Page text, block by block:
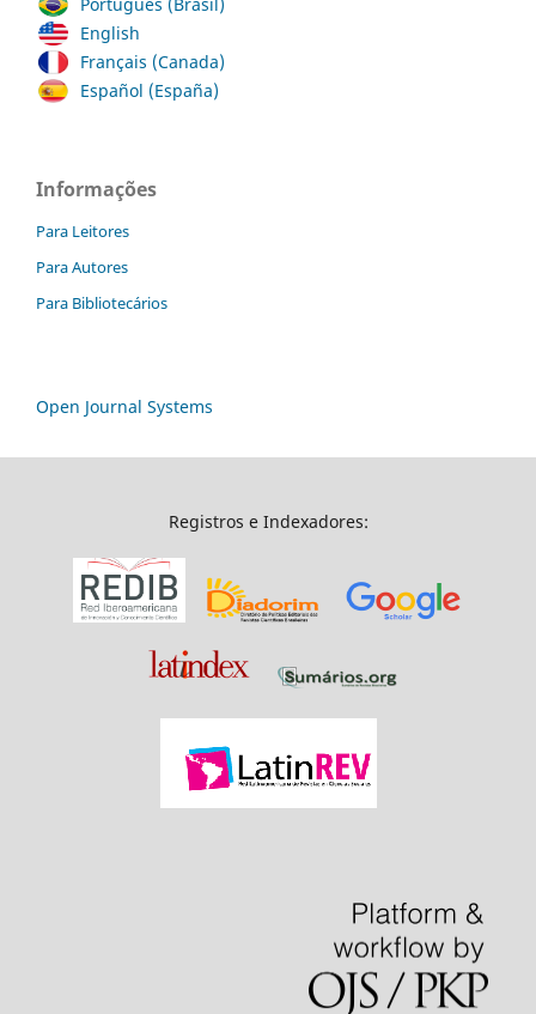
English
Français (Canada)
Español (España)
Informações
Para Leitores
Para Autores
Para Bibliotecários
Open Journal Systems
Registros e Indexadores: